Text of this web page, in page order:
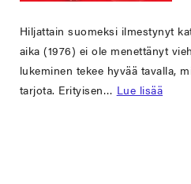
Hiljattain suomeksi ilmestynyt
aika (1976) ei ole menettänyt
lukeminen tekee hyvää tavalla,
tarjota. Erityisen… Lue lisää